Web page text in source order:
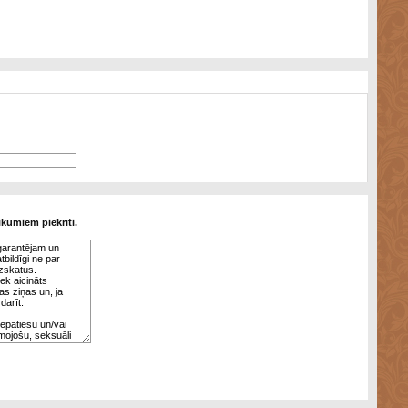
piekrīti.